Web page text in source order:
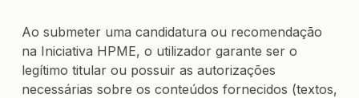
Ao submeter uma candidatura ou recomendação
na Iniciativa HPME, o utilizador garante ser o
legítimo titular ou possuir as autorizações
necessárias sobre os conteúdos fornecidos (textos,